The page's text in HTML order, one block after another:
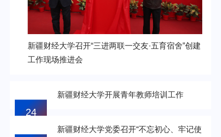
新疆财经大学召开“三进两联一交友·五育宿舍”创建
工作现场推进会
24
新疆财经大学开展青年教师培训工作
新疆财经大学党委召开“不忘初心、牢记使